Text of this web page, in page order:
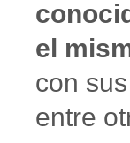
el
con
entre